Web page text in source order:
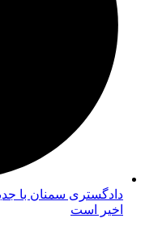
دادگستری سمنان با
اخیر است